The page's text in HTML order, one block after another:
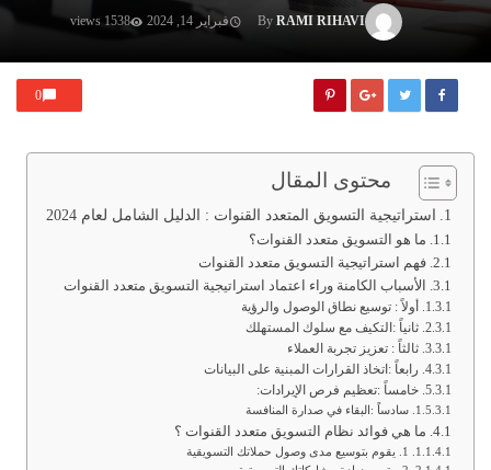
ByRAMI RIHAVI فبراير 14, 2024 1538 views
0
محتوى المقال
استراتيجية التسويق المتعدد القنوات : الدليل الشامل لعام 2024
ما هو التسويق متعدد القنوات؟
فهم استراتيجية التسويق متعدد القنوات
الأسباب الكامنة وراء اعتماد استراتيجية التسويق متعدد القنوات
أولاً : توسيع نطاق الوصول والرؤية
ثانياً :التكيف مع سلوك المستهلك
ثالثاً : تعزيز تجربة العملاء
رابعاً :اتخاذ القرارات المبنية على البيانات
خامساً :تعظيم فرص الإيرادات:
سادساً :البقاء في صدارة المنافسة
ما هي فوائد نظام التسويق متعدد القنوات ؟
1. يقوم بتوسيع مدى وصول حملاتك التسويقية